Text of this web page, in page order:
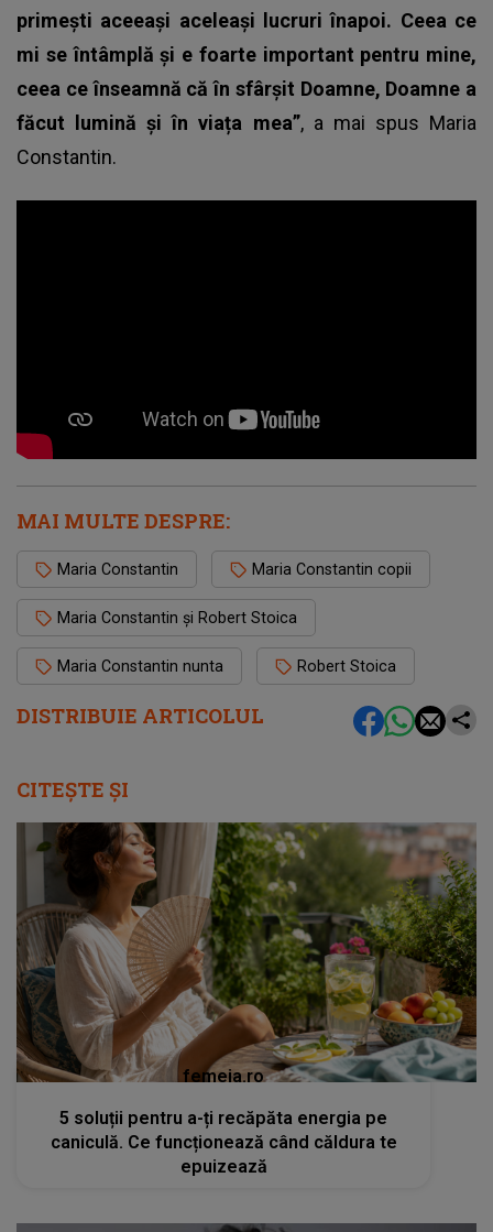
DISTRIBUIE ARTICOLUL
primești aceeași aceleași lucruri înapoi. Ceea ce
mi se întâmplă și e foarte important pentru mine,
ceea ce înseamnă că în sfârșit Doamne, Doamne a
făcut lumină și în viața mea”, a mai spus Maria
Constantin.
MAI MULTE DESPRE:
Maria Constantin Maria Constantin copii
Maria Constantin și Robert Stoica
Maria Constantin nunta Robert Stoica
CITEȘTE ȘI
femeia.ro
5 soluții pentru a-ți recăpăta energia pe
caniculă. Ce funcționează când căldura te
epuizează